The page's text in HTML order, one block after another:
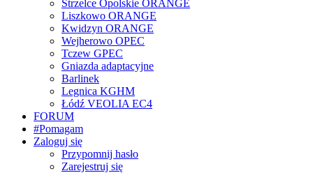
Strzelce Opolskie ORANGE
Liszkowo ORANGE
Kwidzyn ORANGE
Wejherowo OPEC
Tczew GPEC
Gniazda adaptacyjne
Barlinek
Legnica KGHM
Łódź VEOLIA EC4
FORUM
#Pomagam
Zaloguj się
Przypomnij hasło
Zarejestruj się